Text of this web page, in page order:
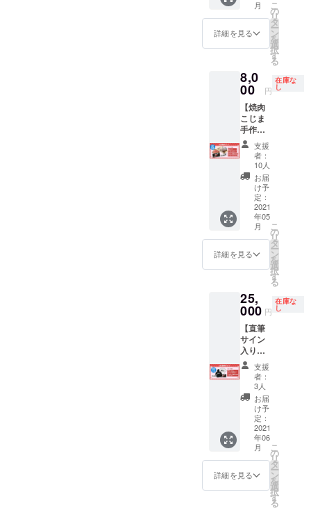
よる直
接デー
タでの
ん。 ※
支援
時、必
ず備考
欄にご
希望の
お名前
をご記
入くだ
さい。
※ステッ
カー
サイ
ズ：約
H5cm×
W10cm
デザ
合がご
ざいま
す。
受注生
産のた
め、お
届けに
お時間
をいた
だきま
す。 ※
ご支援
確定後
の返
金・
セル・
交換
す。
支援者
様のお
名前を
お呼び
ダンス
動画で
す。
編集等
がされ
ていな
い動画
を予定
してい
ます。
メー
ル等に
よる直
接デー
タでの
ご提供
はござ
時、必
ず備考
欄にご
希望の
お名前
をご記
入くだ
さい。
※ステッ
カー
サイ
ズ：約
H5cm×
W10cm
デザ
インは
変更に
しま
す。 ※
未経験
者も大
歓迎で
ワーク
ショッ
プは約2
時間。
※支援者
様含め5
名まで
参加可
能。 ※
ワーク
ショッ
プの場
所は関
西近郊
となり
ます。
※ワーク
の交通
費及び
場所の
費用は
支援者
様の自
己負担
となり
ます。
※Tsukki
の学業
や大会
（準備
含め）
の予定
によ
り、実
N もし
くはDJI
Pocket
2でプロ
の映像
フが撮
影・編
集。 ※
オリジ
ナルダ
ンスPV
映像は
約2分。
※事前に
約10分
Tsukki
がイン
ビュー
させて
頂き、
あなた
ンス映
像を制
作。 ※
あなた
も出演
が可
能。
（ダン
ス経験
不
要）
※撮影は
基本1
日、関
西近郊
となり
ます。
※撮影場
月
詳細を見る
こ
の
リ
タ
ー
ン
を
選
択
す
る
8,0
00 円
在庫な
し
【焼肉
こじま
手作り
ロース
トビー
フたっ
ぷり1kg
ｾｯﾄ】 ・
焼肉こ
じま 手
作り
ロース
トビー
フたっ
ぷり1kg
ｾｯﾄ ・お
ス動画
（30
秒） ・
オリジ
ナル ス
テッ
カー（1
枚） ※
ロース
トビー
フ 商
品を受
け取り
次第、
すぐに
冷凍室
で保存
支援
者：
10人
お届
け予
定：
2021
年05
月
詳細を見る
こ
の
リ
タ
ー
ン
を
選
択
す
る
25,
000 円
在庫な
し
【直筆
サイン
入り・
オリジ
ナル全
商品
セッ
ト】 ・
オリジ
ナル
パー
カー（1
枚） ・
オリジ
ナル T
シャツ
支援
者：
3人
お届
け予
定：
2021
年06
月
詳細を見る
こ
の
リ
タ
ー
ン
を
選
択
す
る